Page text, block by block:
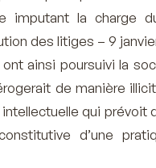
imputant la charge
des litiges – 9
ainsi poursuivi la
de manière
qui prévoit
d’une